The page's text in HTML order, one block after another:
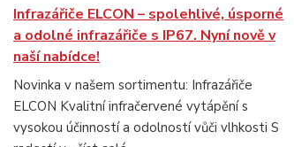
Infrazářiče ELCON – spolehlivé, úsporné
a odolné infrazářiče s IP67. Nyní nově v
naší nabídce!
Novinka v našem sortimentu: Infrazářiče
ELCON Kvalitní infračervené vytápění s
vysokou účinností a odolností vůči vlhkosti S